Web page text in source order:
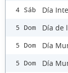
4 Sáb Día
5 Dom Día de
5 Dom Día
5 Dom Día